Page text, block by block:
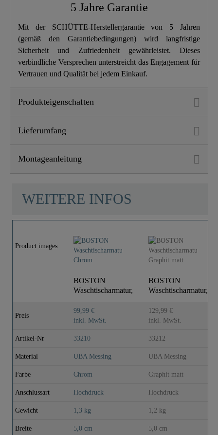
Länge 16,0 Cm
5 Jahre Garantie
Mit der SCHÜTTE-Herstellergarantie von 5 Jahren
(gemäß den Garantiebedingungen) wird langfristige
Sicherheit und Zufriedenheit gewährleistet. Dieses
verbindliche Versprechen unterstreicht das Engagement für
Vertrauen und Qualität bei jedem Einkauf.
Produkteigenschaften
Lieferumfang
Montageanleitung
WEITERE INFOS
Product images
BOSTON
Waschtischarmatur,
BOSTON
Waschtischarmatur,
Preis
99,99 €
inkl. MwSt.
129,99 €
inkl. MwSt.
Artikel-Nr 33210 33212
Material UBA Messing UBA Messing
Farbe Chrom Graphit matt
Anschlussart Hochdruck Hochdruck
Gewicht 1,3 kg 1,2 kg
Breite 5,0 cm 5,0 cm